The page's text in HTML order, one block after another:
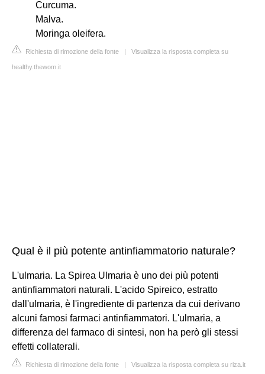
Curcuma.
Malva.
Moringa oleifera.
Richiesta di rimozione della fonte | Visualizza la risposta completa su
healthy.thewom.it
Qual è il più potente antinfiammatorio naturale?
L'ulmaria. La Spirea Ulmaria è uno dei più potenti
antinfiammatori naturali. L'acido Spireico, estratto
dall'ulmaria, è l'ingrediente di partenza da cui derivano
alcuni famosi farmaci antinfiammatori. L'ulmaria, a
differenza del farmaco di sintesi, non ha però gli stessi
effetti collaterali.
Richiesta di rimozione della fonte | Visualizza la risposta completa su riza.it